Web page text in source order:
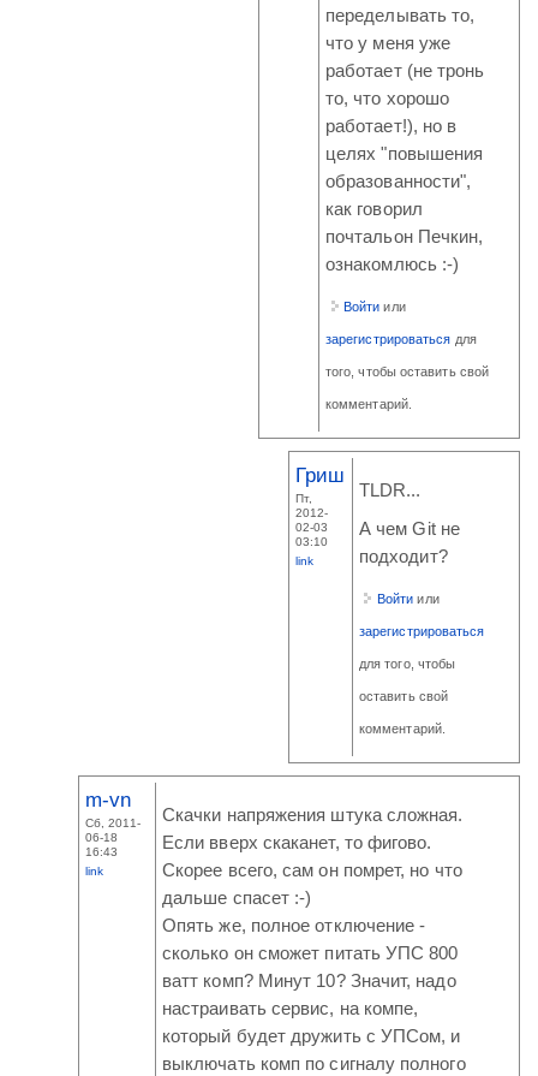
переделывать то,
что у меня уже
работает (не тронь
то, что хорошо
работает!), но в
целях "повышения
образованности",
как говорил
почтальон Печкин,
ознакомлюсь :-)
Войти или
зарегистрироваться для
того, чтобы оставить свой
комментарий.
Гриш
Пт,
2012-
02-03
03:10
link
TLDR...
А чем Git не
подходит?
Войти или
зарегистрироваться
для того, чтобы
оставить свой
комментарий.
m-vn
Сб, 2011-
06-18
16:43
link
Скачки напряжения штука сложная.
Если вверх скаканет, то фигово.
Скорее всего, сам он помрет, но что
дальше спасет :-)
Опять же, полное отключение -
сколько он сможет питать УПС 800
ватт комп? Минут 10? Значит, надо
настраивать сервис, на компе,
который будет дружить с УПСом, и
выключать комп по сигналу полного